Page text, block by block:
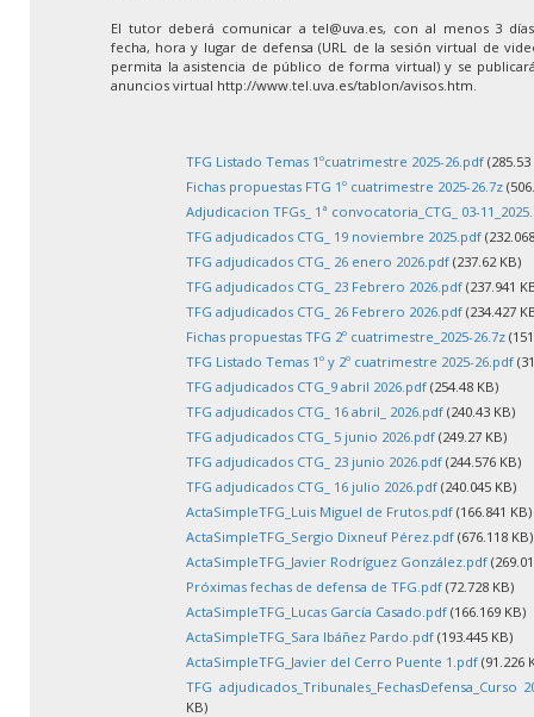
El tutor deberá comunicar a tel@uva.es, con al menos 3
fecha, hora y lugar de defensa (URL de la sesión virtual de
permita la asistencia de público de forma virtual) y se
anuncios virtual http://www.tel.uva.es/tablon/avisos.htm.
TFG Listado Temas 1ºcuatrimestre 2025-26.pdf (285.53
Fichas propuestas FTG 1º cuatrimestre 2025-26.7z
Adjudicacion TFGs_ 1ª convocatoria_CTG_ 03-
TFG adjudicados CTG_ 19 noviembre 2025.pdf
TFG adjudicados CTG_ 26 enero 2026.pdf (237.62 KB)
TFG adjudicados CTG_ 23 Febrero 2026.pdf (237.941
TFG adjudicados CTG_ 26 Febrero 2026.pdf (234.427
Fichas propuestas TFG 2º cuatrimestre_2025-26.7z
TFG Listado Temas 1º y 2º cuatrimestre 2025-26.pdf
TFG adjudicados CTG_9 abril 2026.pdf (254.48 KB)
TFG adjudicados CTG_ 16 abril_ 2026.pdf (240.43 KB)
TFG adjudicados CTG_ 5 junio 2026.pdf (249.27 KB)
TFG adjudicados CTG_ 23 junio 2026.pdf (244.576 KB)
TFG adjudicados CTG_ 16 julio 2026.pdf (240.045 KB)
ActaSimpleTFG_Luis Miguel de Frutos.pdf (166.841 KB)
ActaSimpleTFG_Sergio Dixneuf Pérez.pdf (676.118 KB)
ActaSimpleTFG_Javier Rodríguez González.pdf
Próximas fechas de defensa de TFG.pdf (72.728 KB)
ActaSimpleTFG_Lucas García Casado.pdf (166.169 KB)
ActaSimpleTFG_Sara Ibáñez Pardo.pdf (193.445 KB)
ActaSimpleTFG_Javier del Cerro Puente 1.pdf (91.226
TFG adjudicados_Tribunales_FechasDefensa_Curso
KB)